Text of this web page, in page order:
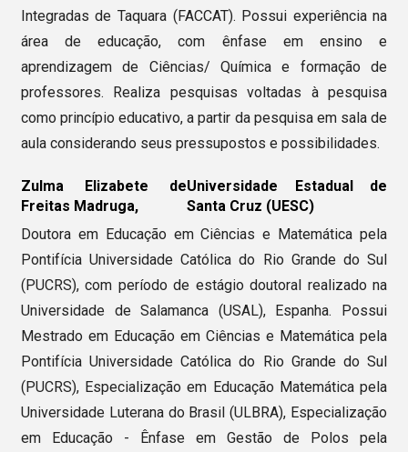
Integradas de Taquara (FACCAT). Possui experiência na
área de educação, com ênfase em ensino e
aprendizagem de Ciências/ Química e formação de
professores. Realiza pesquisas voltadas à pesquisa
como princípio educativo, a partir da pesquisa em sala de
aula considerando seus pressupostos e possibilidades.
Zulma Elizabete de
Freitas Madruga,
Universidade Estadual de
Santa Cruz (UESC)
Doutora em Educação em Ciências e Matemática pela
Pontifícia Universidade Católica do Rio Grande do Sul
(PUCRS), com período de estágio doutoral realizado na
Universidade de Salamanca (USAL), Espanha. Possui
Mestrado em Educação em Ciências e Matemática pela
Pontifícia Universidade Católica do Rio Grande do Sul
(PUCRS), Especialização em Educação Matemática pela
Universidade Luterana do Brasil (ULBRA), Especialização
em Educação - Ênfase em Gestão de Polos pela